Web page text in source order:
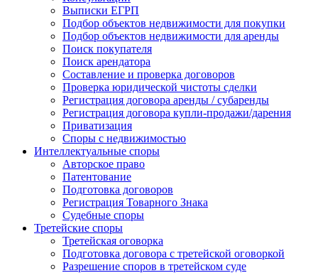
Выписки ЕГРП
Подбор объектов недвижимости для покупки
Подбор объектов недвижимости для аренды
Поиск покупателя
Поиск арендатора
Составление и проверка договоров
Проверка юридической чистоты сделки
Регистрация договора аренды / субаренды
Регистрация договора купли-продажи/дарения
Приватизация
Cпоры с недвижимостью
Интеллектуальные споры
Авторское право
Патентование
Подготовка договоров
Регистрация Товарного Знака
Судебные споры
Третейские споры
Третейская оговорка
Подготовка договора с третейской оговоркой
Разрешение споров в третейском суде